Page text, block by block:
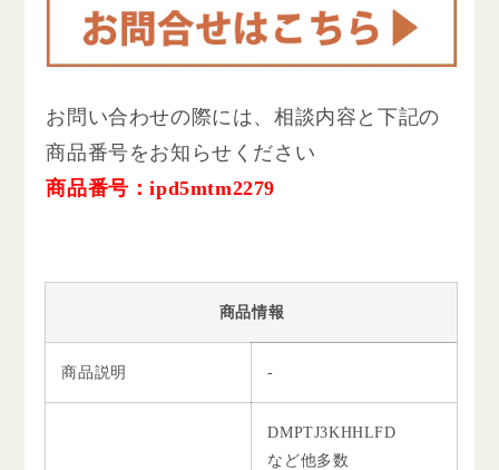
お問い合わせの際には、相談内容と下記の
商品番号をお知らせください
商品番号：ipd5mtm2279
商品情報
商品説明 -
DMPTJ3KHHLFD
など他多数